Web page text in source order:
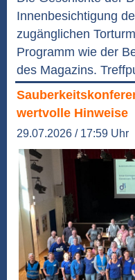
Innenbesichtigung
zugänglichen
Programm wie der
des Magazins.
wertvolle Hinweise
29.07.2026 / 17:59 Uhr